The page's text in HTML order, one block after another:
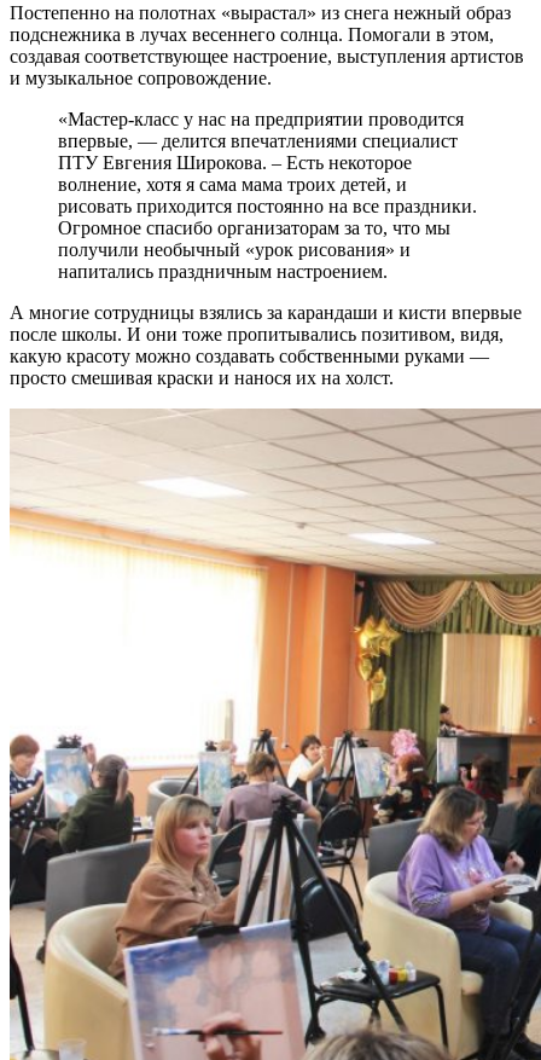
Постепенно на полотнах «вырастал» из снега нежный образ
подснежника в лучах весеннего солнца. Помогали в этом,
создавая соответствующее настроение, выступления артистов
и музыкальное сопровождение.
«Мастер-класс у нас на предприятии проводится
впервые, — делится впечатлениями специалист
ПТУ Евгения Широкова. – Есть некоторое
волнение, хотя я сама мама троих детей, и
рисовать приходится постоянно на все праздники.
Огромное спасибо организаторам за то, что мы
получили необычный «урок рисования» и
напитались праздничным настроением.
А многие сотрудницы взялись за карандаши и кисти впервые
после школы. И они тоже пропитывались позитивом, видя,
какую красоту можно создавать собственными руками —
просто смешивая краски и нанося их на холст.